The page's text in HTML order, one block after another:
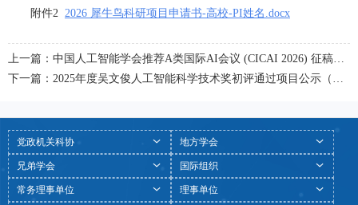
附件2 2026 犀牛鸟科研项目申请书-高校-PI姓名.docx
上一篇：中国人工智能学会推荐A类国际AI会议 (CICAI 2026) 征稿通知
下一篇：2025年度吴文俊人工智能科学技术奖初评通过项目公示（公示已结束）
党政机关科协 地方学会
兄弟学会 国际组织
常务理事单位 理事单位